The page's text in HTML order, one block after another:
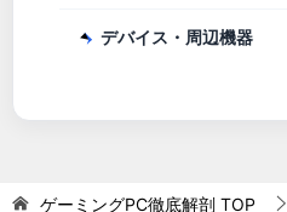
デバイス・周辺機器
ゲーミングPC徹底解剖 TOP